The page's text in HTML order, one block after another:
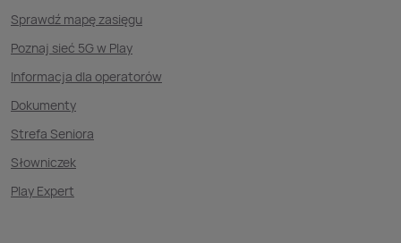
Sprawdź mapę zasięgu
Poznaj sieć 5G w Play
Informacja dla operatorów
Dokumenty
Strefa Seniora
Słowniczek
Play Expert